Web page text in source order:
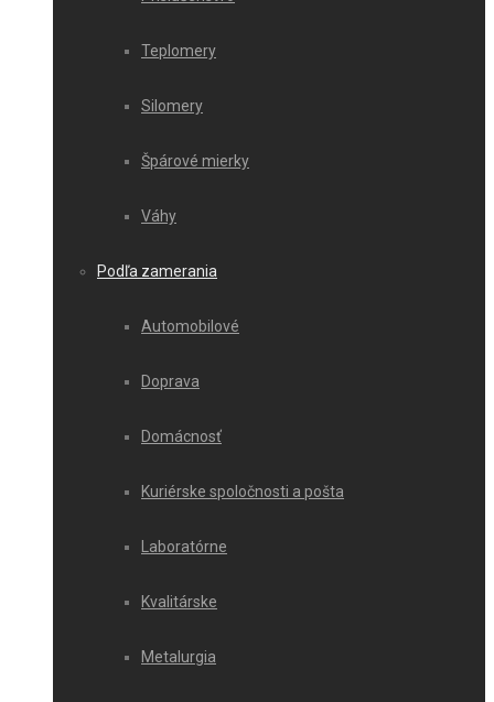
Teplomery
Silomery
Špárové mierky
Váhy
Podľa zamerania
Automobilové
Doprava
Domácnosť
Kuriérske spoločnosti a pošta
Laboratórne
Kvalitárske
Metalurgia